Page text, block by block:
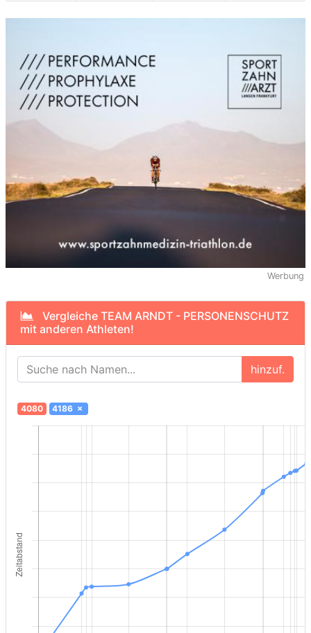
Werbung
Vergleiche TEAM ARNDT - PERSONENSCHUTZ
mit anderen Athleten!
hinzuf.
4080 4186 ×